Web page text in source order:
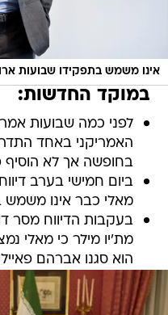
אינו משמש בתפקידו שבועות
במוקד החדשות:
לפני כמה שבועות
האמריקני באחד
בחופשה אך לא הוסיף
מאלי כבר אינו משמש
בעקבות הדיווח מסר
מת'יו מילר כי מאלי
הוא סגנו אברהם